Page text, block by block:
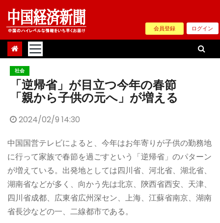
Skip
content
会員登録 ログイン
社会
「逆帰省」が目立つ今年の春節
「親から子供の元へ」が増える
2024/02/9 14:30
中国国営テレビによると、今年はお年寄りが子供の勤務地
に行って家族で春節を過ごすという「逆帰省」のパターン
が増えている。出発地としては四川省、河北省、湖北省、
湖南省などが多く、向かう先は北京、陝西省西安、天津、
四川省成都、広東省広州深セン、上海、江蘇省南京、湖南
省長沙などの一、二線都市である。